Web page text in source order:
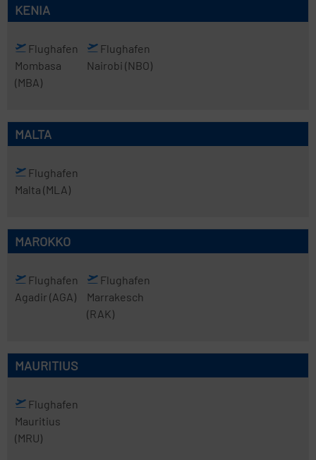
KENIA
Flughafen
Mombasa
(MBA)
Flughafen
Nairobi (NBO)
MALTA
Flughafen
Malta (MLA)
MAROKKO
Flughafen
Agadir (AGA)
Flughafen
Marrakesch
(RAK)
MAURITIUS
Flughafen
Mauritius
(MRU)